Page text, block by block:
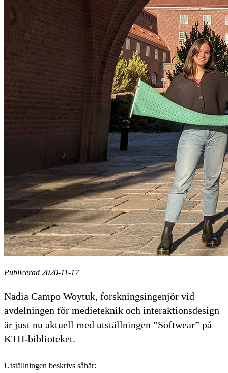
Publicerad 2020-11-17
Nadia Campo Woytuk, forskningsingenjör vid
avdelningen för medieteknik och interaktionsdesign
är just nu aktuell med utställningen ”Softwear” på
KTH-biblioteket.
Utställningen beskrivs såhär: